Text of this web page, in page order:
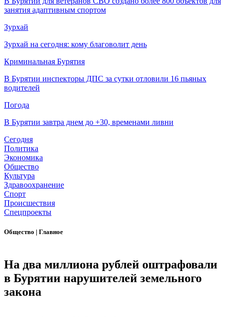
занятия адаптивным спортом
Зурхай
Зурхай на сегодня: кому благоволит день
Криминальная Бурятия
В Бурятии инспекторы ДПС за сутки отловили 16 пьяных
водителей
Погода
В Бурятии завтра днем до +30, временами ливни
Сегодня
Политика
Экономика
Общество
Культура
Здравоохранение
Спорт
Происшествия
Спецпроекты
Общество | Главное
На два миллиона рублей оштрафовали
в Бурятии нарушителей земельного
закона